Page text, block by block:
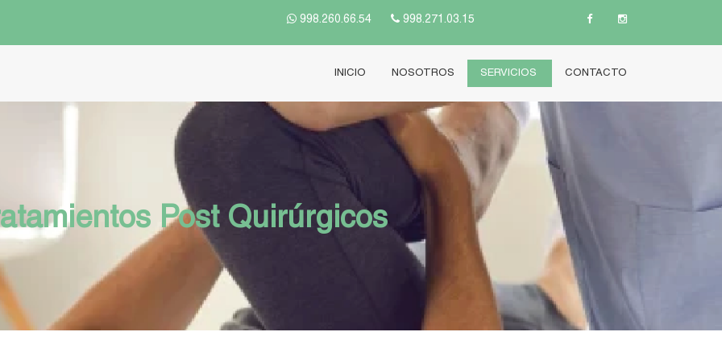
998.260.66.54 998.271.03.15
INICIO NOSOTROS SERVICIOS CONTACTO
Post Quirúrgicos